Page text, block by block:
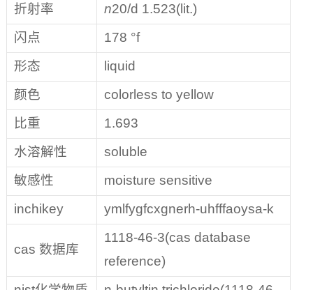
折射率
n20/d 1.523(lit.)
闪点
178 °f
形态
liquid
颜色
colorless to yellow
比重
1.693
水溶解性
soluble
敏感性
moisture sensitive
inchikey
ymlfygfcxgnerh-uhfffaoysa-k
cas 数据库
1118-46-3(cas database
reference)